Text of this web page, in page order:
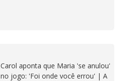
Carol aponta que Maria 'se anulou'
no jogo: 'Foi onde você errou' | A